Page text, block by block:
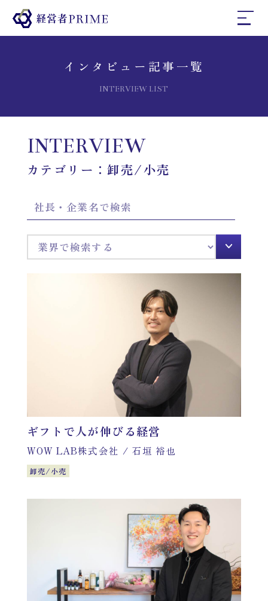
インタビュー
お問い合わせ
掲載希望の方はこちら
インタビュー記事一覧
INTERVIEW LIST
INTERVIEW
カテゴリー：卸売/小売
ギフトで人が伸びる経営
WOW LAB株式会社 / 石垣 裕也
卸売/小売